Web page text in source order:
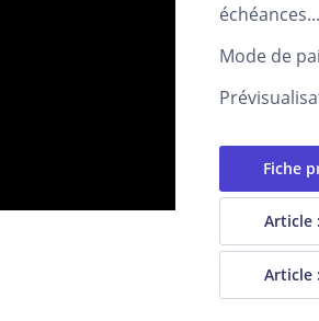
Mode de
Fiche
Article
Article